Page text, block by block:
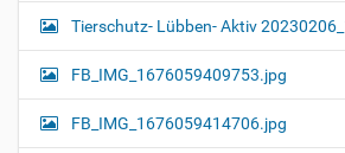
Tierschutz- Lübben- Aktiv
FB_IMG_1676059409753.jpg
FB_IMG_1676059414706.jpg